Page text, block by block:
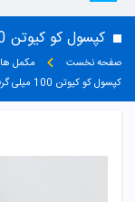
کپسول کو کیوتن 100 میلی گرم دانا
صفحه نخست مکمل ها
کپسول کو کیوتن 100 میلی گرم دانا